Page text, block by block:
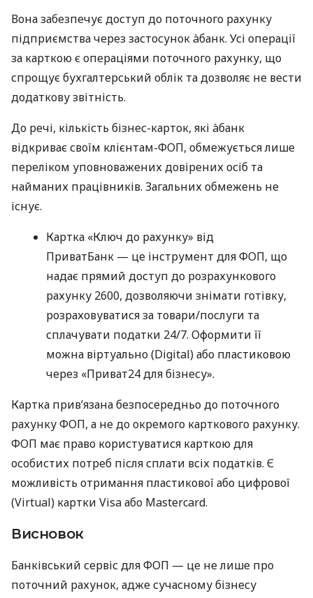
Вона забезпечує доступ до поточного рахунку
підприємства через застосунок àбанк. Усі операції
за карткою є операціями поточного рахунку, що
спрощує бухгалтерський облік та дозволяє не вести
додаткову звітність.
До речі, кількість бізнес-карток, які àбанк
відкриває своїм клієнтам-ФОП, обмежується лише
переліком уповноважених довірених осіб та
найманих працівників. Загальних обмежень не
існує.
Картка «Ключ до рахунку» від
ПриватБанк — це інструмент для ФОП, що
надає прямий доступ до розрахункового
рахунку 2600, дозволяючи знімати готівку,
розраховуватися за товари/послуги та
сплачувати податки 24/7. Оформити її
можна віртуально (Digital) або пластиковою
через «Приват24 для бізнесу».
Картка прив’язана безпосередньо до поточного
рахунку ФОП, а не до окремого карткового рахунку.
ФОП має право користуватися карткою для
особистих потреб після сплати всіх податків. Є
можливість отримання пластикової або цифрової
(Virtual) картки Visa або Mastercard.
Висновок
Банківський сервіс для ФОП — це не лише про
поточний рахунок, адже сучасному бізнесу